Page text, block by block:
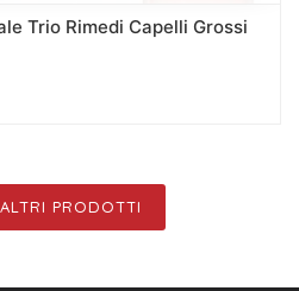
Trio Rimedi Capelli Grossi
PRODOTTI